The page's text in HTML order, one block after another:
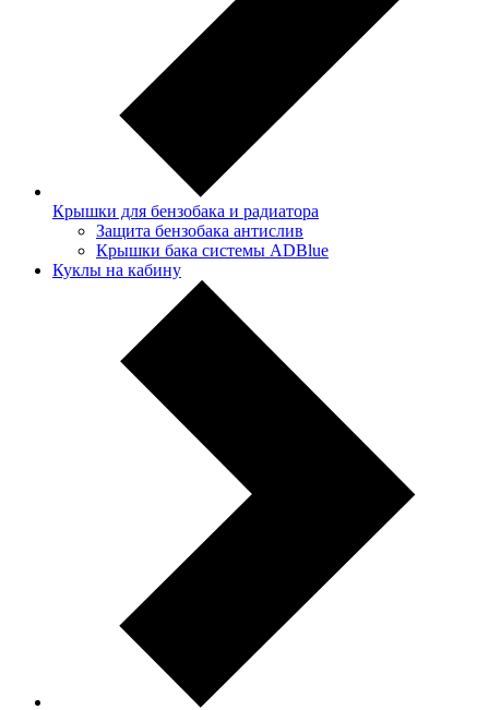
Крышки для бензобака и радиатора
Защита бензобака антислив
Крышки бака системы ADBlue
Куклы на кабину